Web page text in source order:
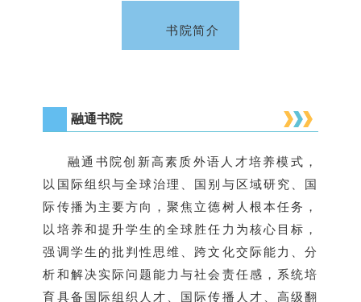
书院简介
融通书院
融通书院创新高素质外语人才培养模式，
以国际组织与全球治理、国别与区域研究、国
际传播为主要方向，聚焦立德树人根本任务，
以培养和提升学生的全球胜任力为核心目标，
强调学生的批判性思维、跨文化交际能力、分
析和解决实际问题能力与社会责任感，系统培
育具备国际组织人才、国际传播人才、高级翻